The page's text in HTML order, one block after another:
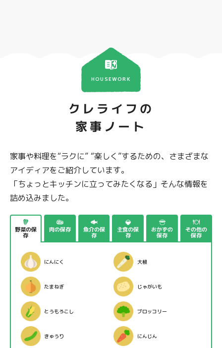
HOUSEWORK
クレライフの
家事ノート
家事や料理を“ラクに” “楽しく”するための、さまざまな
アイディアをご紹介しています。
「ちょっとキッチンに立ってみたくなる」そんな情報を
詰め込みました。
野菜の保
存
肉の保存 魚介の保
存
主食の保
存
おかずの
保存
その他の
保存
にんにく 大根
たまねぎ じゃがいも
とうもろこし ブロッコリー
きゅうり にんじん